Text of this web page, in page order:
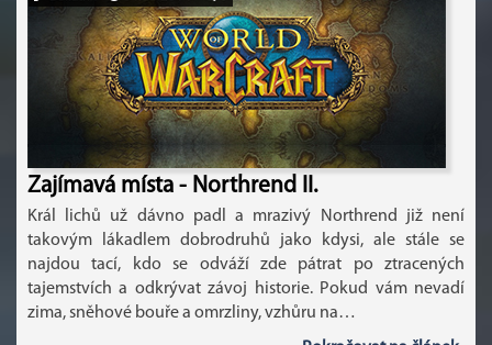
Zajímavá místa - Northrend II.
Král lichů už dávno padl a mrazivý Northrend již není
takovým lákadlem dobrodruhů jako kdysi, ale stále se
najdou tací, kdo se odváží zde pátrat po ztracených
tajemstvích a odkrývat závoj historie. Pokud vám nevadí
zima, sněhové bouře a omrzliny, vzhůru na…